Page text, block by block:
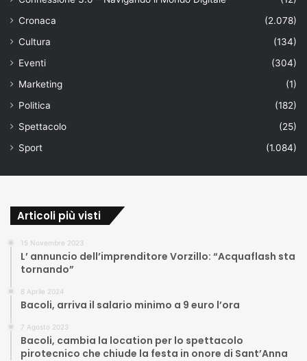
Cronaca
(2.078)
Cultura
(134)
Eventi
(304)
Marketing
(1)
Politica
(182)
Spettacolo
(25)
Sport
(1.084)
Articoli più visti
15 Novembre 2023
L’ annuncio dell’imprenditore Vorzillo: “Acquaflash sta
tornando”
8 Aprile 2024
Bacoli, arriva il salario minimo a 9 euro l’ora
7 Agosto 2023
Bacoli, cambia la location per lo spettacolo
pirotecnico che chiude la festa in onore di Sant’Anna